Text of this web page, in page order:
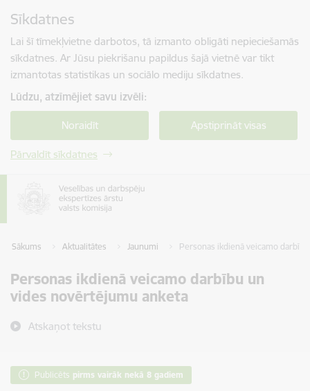
Sīkdatnes
Lai šī tīmekļvietne darbotos, tā izmanto obligāti nepieciešamās
sīkdatnes. Ar Jūsu piekrišanu papildus šajā vietnē var tikt
izmantotas statistikas un sociālo mediju sīkdatnes.
Lūdzu, atzīmējiet savu izvēli:
Noraidīt Apstiprināt visas
Pārvaldīt sīkdatnes
Sākums Aktualitātes Jaunumi Personas ikdienā veicamo
Personas ikdienā veicamo darbību un
vides novērtējumu anketa
Atskaņot tekstu
Publicēts pirms vairāk nekā 8 gadiem